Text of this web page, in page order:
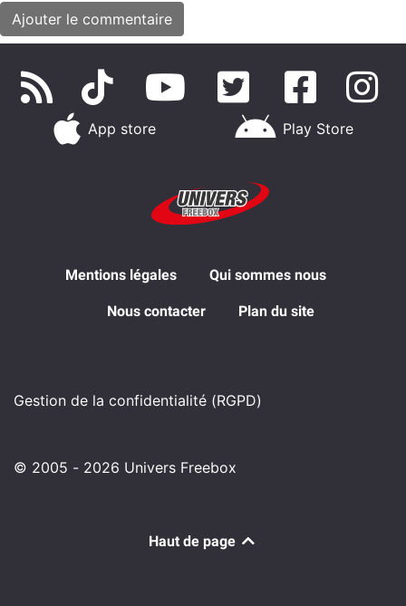
App store Play Store
Mentions légales Qui sommes nous
Nous contacter Plan du site
Gestion de la confidentialité (RGPD)
© 2005 - 2026 Univers Freebox
Haut de page